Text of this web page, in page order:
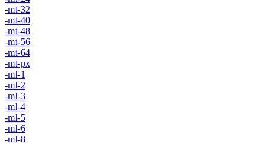
-mt-32
-mt-40
-mt-48
-mt-56
-mt-64
-mt-px
-ml-1
-ml-2
-ml-3
-ml-4
-ml-5
-ml-6
-ml-8